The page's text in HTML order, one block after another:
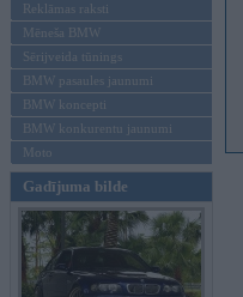
Reklāmas raksti
Mēneša BMW
Sērijveida tūnings
BMW pasaules jaunumi
BMW koncepti
BMW konkurentu jaunumi
Moto
Gadījuma bilde